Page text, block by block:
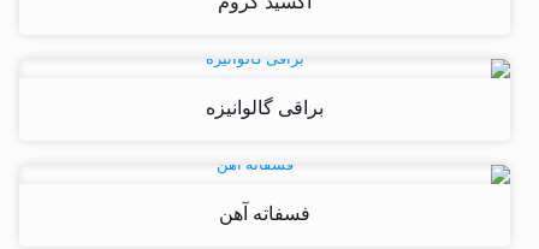
براقی گالوانیزه
فسفاته آهن